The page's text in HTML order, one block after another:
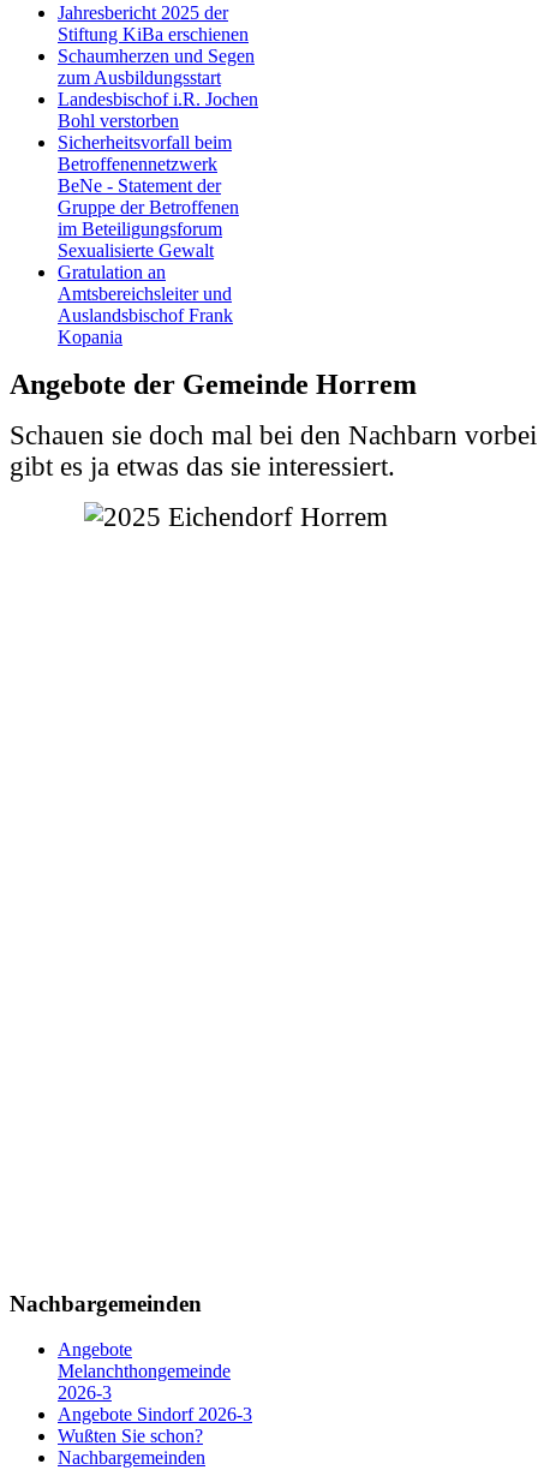
Jahresbericht 2025 der
Stiftung KiBa erschienen
Schaumherzen und Segen
zum Ausbildungsstart
Landesbischof i.R. Jochen
Bohl verstorben
Sicherheitsvorfall beim
Betroffenennetzwerk
BeNe - Statement der
Gruppe der Betroffenen
im Beteiligungsforum
Sexualisierte Gewalt
Gratulation an
Amtsbereichsleiter und
Auslandsbischof Frank
Kopania
Angebote der Gemeinde Horrem
Schauen sie doch mal bei den Nachbarn
gibt es ja etwas das sie interessiert.
Nachbargemeinden
Angebote
Melanchthongemeinde
2026-3
Angebote Sindorf 2026-3
Wußten Sie schon?
Nachbargemeinden